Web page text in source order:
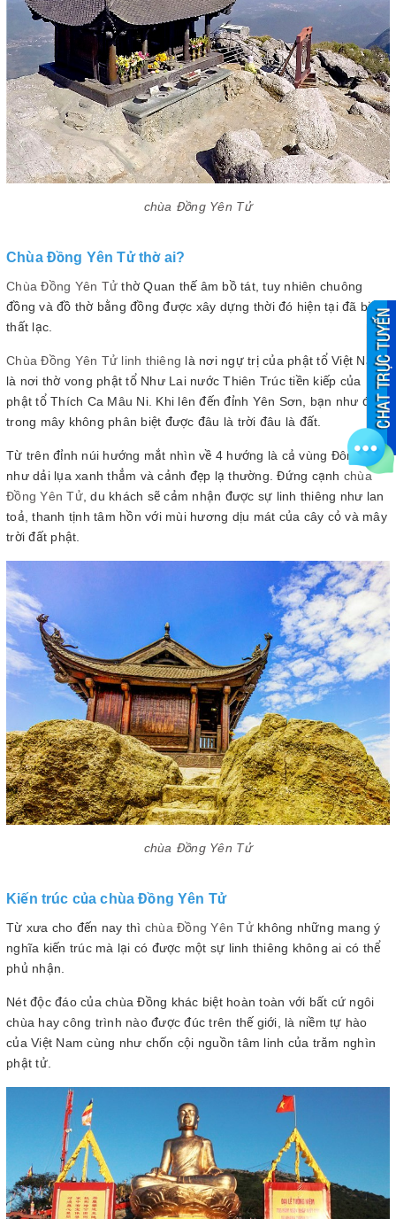
chùa Đồng Yên Tử
Chùa Đồng Yên Tử thờ ai?
Chùa Đồng Yên Tử thờ Quan thế âm bồ tát, tuy nhiên chuông
đồng và đồ thờ bằng đồng được xây dựng thời đó hiện tại đã bị
thất lạc.
Chùa Đồng Yên Tử linh thiêng là nơi ngự trị của phật tổ Việt Nam,
là nơi thờ vong phật tổ Như Lai nước Thiên Trúc tiền kiếp của
phật tổ Thích Ca Mâu Ni. Khi lên đến đỉnh Yên Sơn, bạn như đi
trong mây không phân biệt được đâu là trời đâu là đất.
Từ trên đỉnh núi hướng mắt nhìn về 4 hướng là cả vùng Đông Bắc
như dải lụa xanh thẳm và cảnh đẹp lạ thường. Đứng cạnh chùa
Đồng Yên Tử, du khách sẽ cảm nhận được sự linh thiêng như lan
toả, thanh tịnh tâm hồn với mùi hương dịu mát của cây cỏ và mây
trời đất phật.
chùa Đồng Yên Tử
Kiến trúc của chùa Đồng Yên Tử
Từ xưa cho đến nay thì chùa Đồng Yên Tửkhông những mang ý
nghĩa kiến trúc mà lại có được một sự linh thiêng không ai có thể
phủ nhận.
Nét độc đáo của chùa Đồng khác biệt hoàn toàn với bất cứ ngôi
chùa hay công trình nào được đúc trên thế giới, là niềm tự hào
của Việt Nam cùng như chốn cội nguồn tâm linh của trăm nghìn
phật tử.